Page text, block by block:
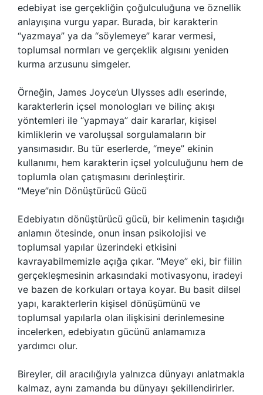
edebiyat ise gerçekliğin çoğulculuğuna ve öznellik
anlayışına vurgu yapar. Burada, bir karakterin
“yazmaya” ya da “söylemeye” karar vermesi,
toplumsal normları ve gerçeklik algısını yeniden
kurma arzusunu simgeler.
Örneğin, James Joyce’un Ulysses adlı eserinde,
karakterlerin içsel monologları ve bilinç akışı
yöntemleri ile “yapmaya” dair kararlar, kişisel
kimliklerin ve varoluşsal sorgulamaların bir
yansımasıdır. Bu tür eserlerde, “meye” ekinin
kullanımı, hem karakterin içsel yolculuğunu hem de
toplumla olan çatışmasını derinleştirir.
“Meye”nin Dönüştürücü Gücü
Edebiyatın dönüştürücü gücü, bir kelimenin taşıdığı
anlamın ötesinde, onun insan psikolojisi ve
toplumsal yapılar üzerindeki etkisini
kavrayabilmemizle açığa çıkar. “Meye” eki, bir fiilin
gerçekleşmesinin arkasındaki motivasyonu, iradeyi
ve bazen de korkuları ortaya koyar. Bu basit dilsel
yapı, karakterlerin kişisel dönüşümünü ve
toplumsal yapılarla olan ilişkisini derinlemesine
incelerken, edebiyatın gücünü anlamamıza
yardımcı olur.
Bireyler, dil aracılığıyla yalnızca dünyayı anlatmakla
kalmaz, aynı zamanda bu dünyayı şekillendirirler.